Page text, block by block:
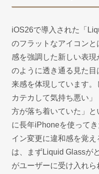
iOS26で導入された「
のフラットなアイコン
感を強調した新しい表
のように透き通る見た
来感を体現しています
カテカして気持ち悪い
方が落ち着いていた」
に長年iPhoneを使って
イン変更に違和感を覚
は、まずLiquid Glassが
がユーザーに受け入れ